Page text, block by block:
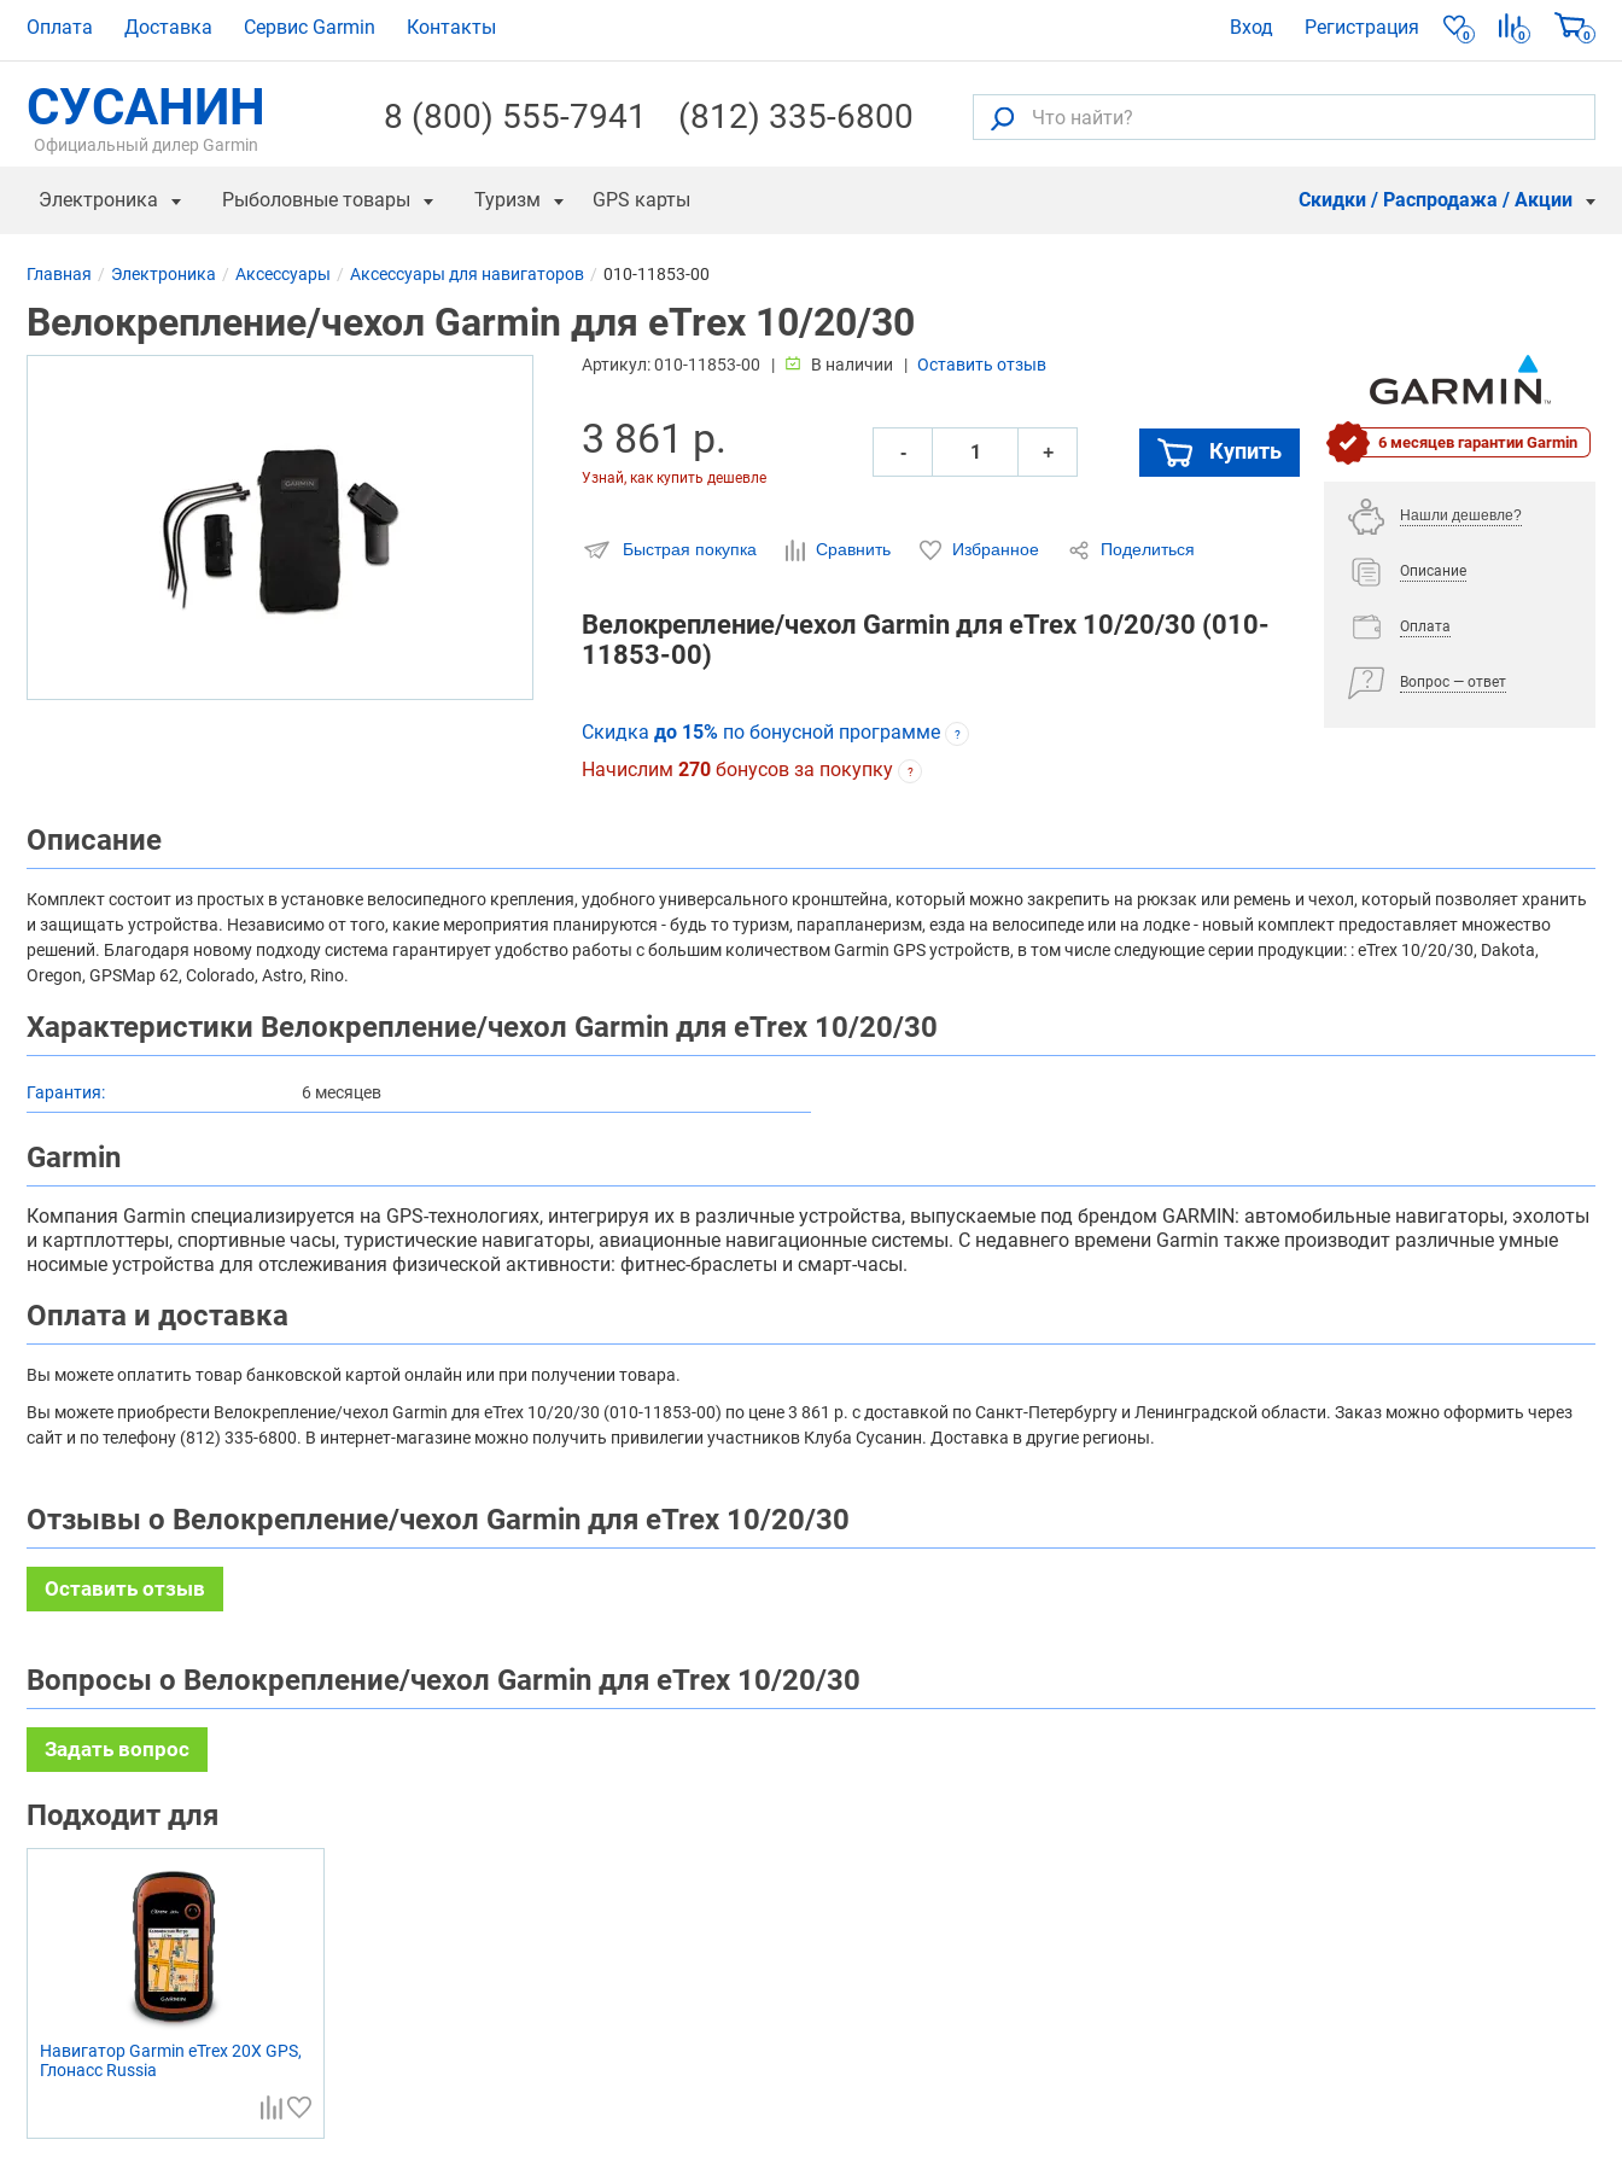
Оплата Доставка Сервис Garmin Контакты Вход Регистрация 0 0 0
СУСАНИН
Официальный дилер Garmin
8 (800) 555-7941 (812) 335-6800
Электроника Рыболовные товары Туризм GPS карты Скидки / Распродажа / Акции
Главная Электроника Аксессуары Аксессуары для навигаторов 010-11853-00
Велокрепление/чехол Garmin для eTrex 10/20/30
Артикул:010-11853-00 В наличии Оставить отзыв
3 861 р.
Узнай, как купить дешевле
‐ + Купить
Быстрая покупка Сравнить Избранное Поделиться
Велокрепление/чехол Garmin для eTrex 10/20/30 (010-
11853-00)
Скидка до 15% по бонусной программе ?
Начислим 270 бонусов за покупку ?
6 месяцев гарантии Garmin
Нашли дешевле?
Описание
Оплата
Вопрос — ответ
Описание
Комплект состоит из простых в установке велосипедного крепления, удобного универсального кронштейна, который можно закрепить на рюкзак или ремень и чехол, который позволяет хранить
и защищать устройства. Независимо от того, какие мероприятия планируются - будь то туризм, парапланеризм, езда на велосипеде или на лодке - новый комплект предоставляет множество
решений. Благодаря новому подходу система гарантирует удобство работы с большим количеством Garmin GPS устройств, в том числе следующие серии продукции: : eTrex 10/20/30, Dakota,
Oregon, GPSMap 62, Colorado, Astro, Rino.
Характеристики Велокрепление/чехол Garmin для eTrex 10/20/30
Гарантия: 6 месяцев
Garmin
Компания Garmin специализируется на GPS-технологиях, интегрируя их в различные устройства, выпускаемые под брендом GARMIN: автомобильные навигаторы, эхолоты
и картплоттеры, спортивные часы, туристические навигаторы, авиационные навигационные системы. С недавнего времени Garmin также производит различные умные
носимые устройства для отслеживания физической активности: фитнес-браслеты и смарт-часы.
Оплата и доставка
Вы можете оплатить товар банковской картой онлайн или при получении товара.
Вы можете приобрести Велокрепление/чехол Garmin для eTrex 10/20/30 (010-11853-00) по цене 3 861 р. с доставкой по Санкт-Петербургу и Ленинградской области. Заказ можно оформить через
сайт и по телефону (812) 335-6800. В интернет-магазине можно получить привилегии участников Клуба Сусанин. Доставка в другие регионы.
Отзывы о Велокрепление/чехол Garmin для eTrex 10/20/30
Оставить отзыв
Вопросы о Велокрепление/чехол Garmin для eTrex 10/20/30
Задать вопрос
Подходит для
Навигатор Garmin eTrex 20X GPS,
Глонасс Russia